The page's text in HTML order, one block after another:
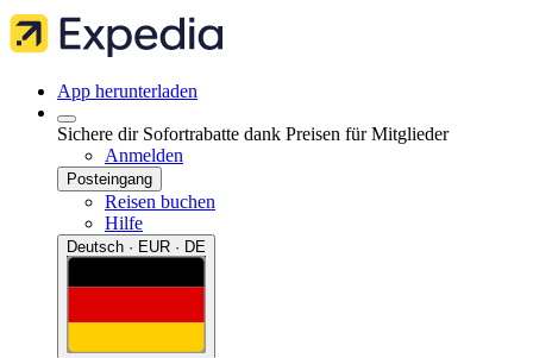
App herunterladen
Sichere dir Sofortrabatte dank Preisen für Mitglieder
Anmelden
Posteingang
Reisen buchen
Hilfe
Deutsch · EUR · DE